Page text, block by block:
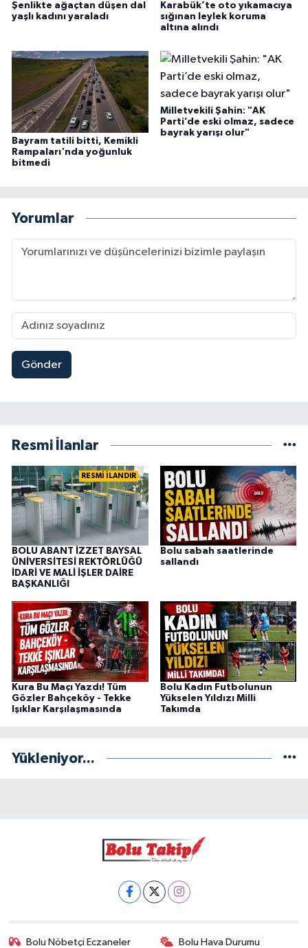
Şenlikte ağaçtan düşen dal
yaşlı kadını yaraladı
Karabük’te oto yıkamacıya
sığınan leylek koruma
altına alındı
Bayram tatili bitti, Kemikli
Rampaları'nda yoğunluk
bitmedi
Milletvekili Şahin: "AK
Parti’de eski olmaz, sadece
bayrak yarışı olur"
Yorumlar
Gönder
Resmi İlanlar
RESMİ İLANDIR
BOLU ABANT İZZET BAYSAL
ÜNİVERSİTESİ REKTÖRLÜĞÜ
İDARİ VE MALİ İŞLER DAİRE
BAŞKANLIĞI
Bolu sabah saatlerinde
sallandı
Kura Bu Maçı Yazdı! Tüm
Gözler Bahçeköy - Tekke
Işıklar Karşılaşmasında
Bolu Kadın Futbolunun
Yükselen Yıldızı Milli
Takımda
Yükleniyor...
Bolu Nöbetçi Eczaneler Bolu Hava Durumu